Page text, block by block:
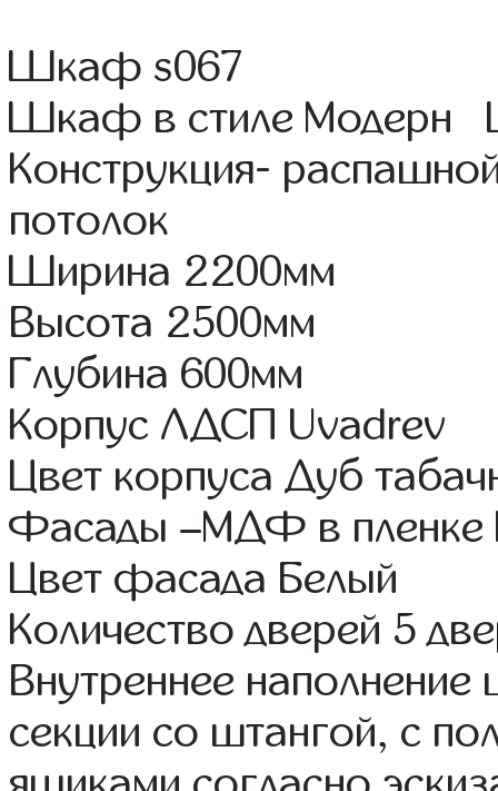
Шкаф s067
Шкаф в стиле Модерн
Конструкция-
потолок
Ширина 2200мм
Высота 2500мм
Глубина 600мм
Корпус ЛДСП Uvadrev
Цвет корпуса Дуб
Фасады –МДФ в пленке
Цвет фасада Белый
Количество дверей 5
Внутреннее
секции со штангой, с